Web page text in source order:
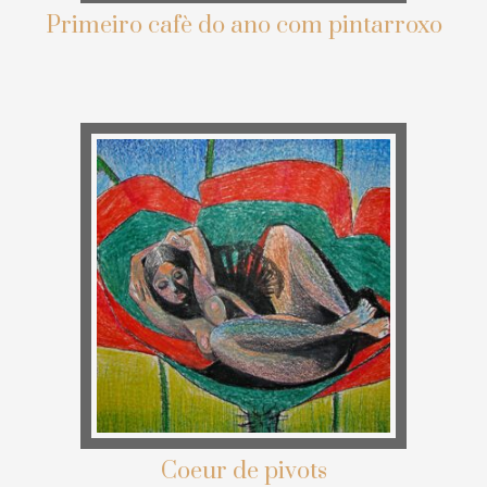
Primeiro cafè do ano com pintarroxo
Coeur de pivots